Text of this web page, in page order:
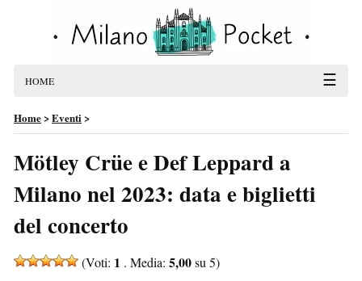
HOME ☰
Home>Eventi>
Mötley Crüe e Def Leppard a
Milano nel 2023: data e biglietti
del concerto
(Voti: 1 . Media: 5,00su 5)